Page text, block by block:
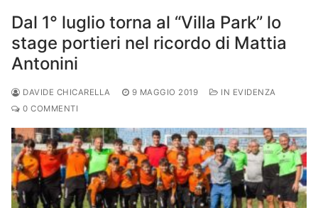
Dal 1° luglio torna al “Villa Park” lo
stage portieri nel ricordo di Mattia
Antonini
DAVIDE CHICARELLA 9 MAGGIO 2019
IN EVIDENZA
0 COMMENTI